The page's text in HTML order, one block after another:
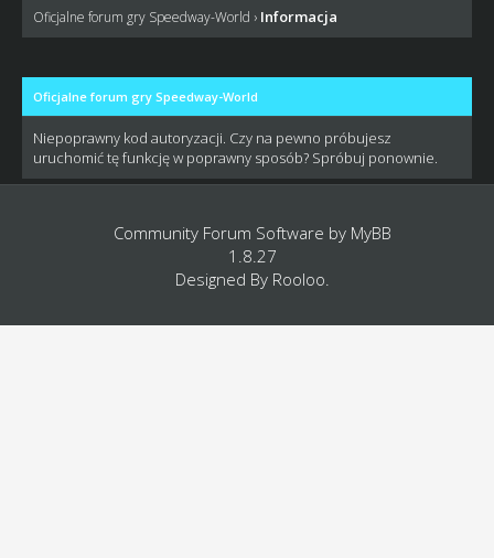
Oficjalne forum gry Speedway-World › Informacja
Oficjalne forum gry Speedway-World
Niepoprawny kod autoryzacji. Czy na pewno próbujesz
uruchomić tę funkcję w poprawny sposób? Spróbuj ponownie.
Community Forum Software by MyBB
1.8.27
Designed By Rooloo.